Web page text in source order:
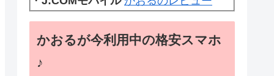
かおるが今利用中の格安スマホ
♪